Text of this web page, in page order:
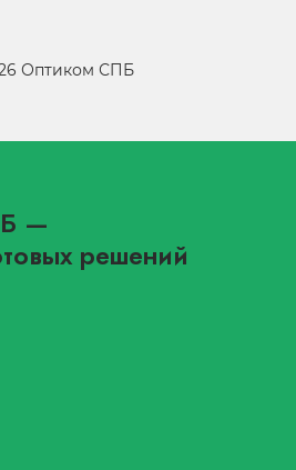
Оптиком СПБ
—
решений